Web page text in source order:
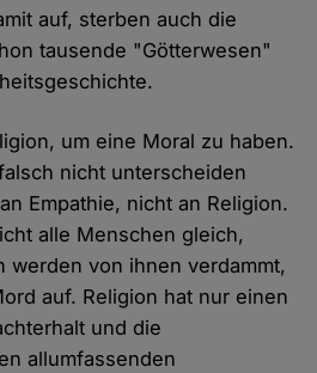
auf, sterben auch die
tausende "Götterwesen"
um eine Moral zu haben.
nicht unterscheiden
Empathie, nicht an Religion.
alle Menschen gleich,
werden von ihnen verdammt,
auf. Religion hat nur einen
und die
allumfassenden